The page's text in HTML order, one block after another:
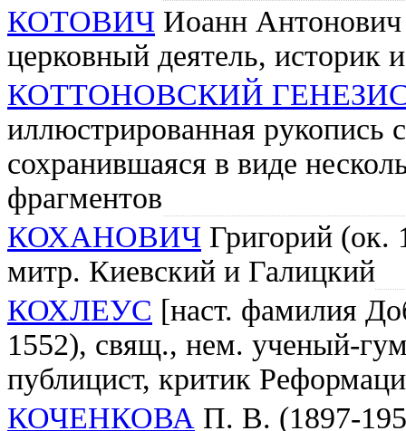
КОТОВИЧ Иоанн Антонович
церковный деятель, историк
КОТТОНОВСКИЙ
иллюстрированная рукопись
сохранившаяся в виде
фрагментов
КОХАНОВИЧ Григорий (ок.
митр. Киевский и Галицкий
КОХЛЕУС [наст. фамилия
1552), свящ., нем. ученый-
публицист, критик
КОЧЕНКОВА П. В. (1897-